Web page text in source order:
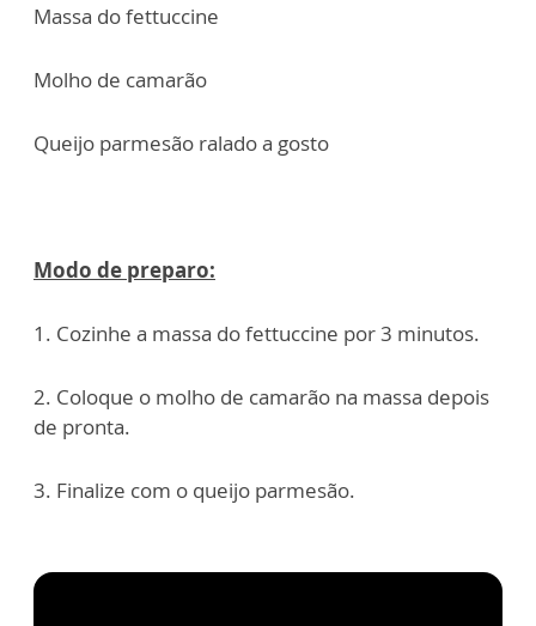
Massa do fettuccine
Molho de camarão
Queijo parmesão ralado a gosto
Modo de preparo:
1. Cozinhe a massa do fettuccine por 3 minutos.
2. Coloque o molho de camarão na massa depois
de pronta.
3. Finalize com o queijo parmesão.